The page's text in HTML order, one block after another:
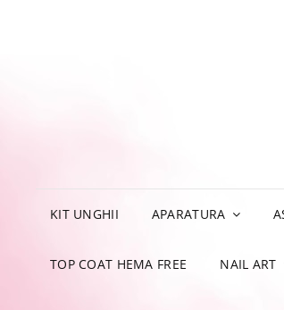
KIT UNGHII APARATURA
TOP COAT HEMA FREE NAIL ART